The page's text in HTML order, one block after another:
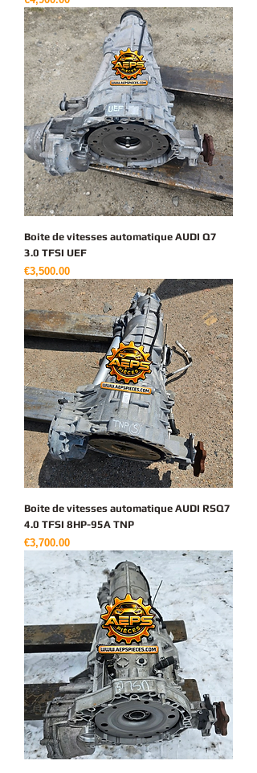
Boite de vitesses automatique AUDI Q7
3.0 TFSI UEF
가격
€3,500.00
Boite de vitesses automatique AUDI RSQ7
4.0 TFSI 8HP-95A TNP
가격
€3,700.00